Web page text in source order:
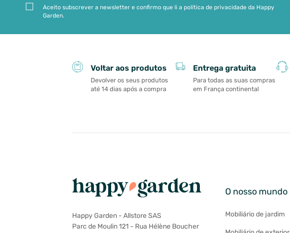
Aceito subscrever a newsletter e confirmo que li a política de privacidade da Happy
Garden.
Voltar aos produtos
Devolver os seus produtos
até 14 dias após a compra
Entrega gratuita
Para todas as suas compras
em França continental
Happy Garden - Allstore SAS
Parc de Moulin 121 - Rua Hélène Boucher
O nosso mundo
Mobiliário de jardim